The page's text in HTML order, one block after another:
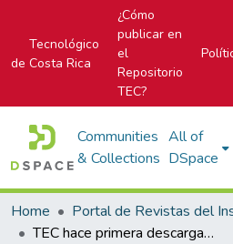
Tecnológico
de Costa Rica
¿Cómo
publicar en
el
Repositorio
TEC?
Communities
& Collections
All of
DSpace
Home
TEC hace primera descarga de plasma en dispositivo único en Latinoamérica